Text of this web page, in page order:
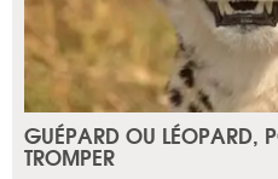
GUÉPARD OU LÉOPARD,
TROMPER